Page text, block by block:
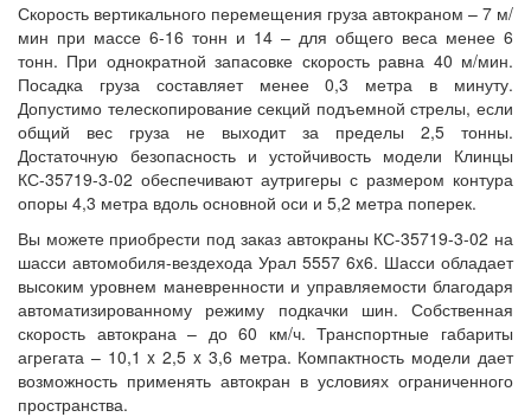
Скорость вертикального перемещения груза автокраном – 7 м/
мин при массе 6-16 тонн и 14 – для общего веса менее 6
тонн. При однократной запасовке скорость равна 40 м/мин.
Посадка груза составляет менее 0,3 метра в минуту.
Допустимо телескопирование секций подъемной стрелы, если
общий вес груза не выходит за пределы 2,5 тонны.
Достаточную безопасность и устойчивость модели Клинцы
КС-35719-3-02 обеспечивают аутригеры с размером контура
опоры 4,3 метра вдоль основной оси и 5,2 метра поперек.
Вы можете приобрести под заказ автокраны КС-35719-3-02 на
шасси автомобиля-вездехода Урал 5557 6x6. Шасси обладает
высоким уровнем маневренности и управляемости благодаря
автоматизированному режиму подкачки шин. Собственная
скорость автокрана – до 60 км/ч. Транспортные габариты
агрегата – 10,1 x 2,5 x 3,6 метра. Компактность модели дает
возможность применять автокран в условиях ограниченного
пространства.